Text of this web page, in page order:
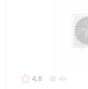
4,8 49